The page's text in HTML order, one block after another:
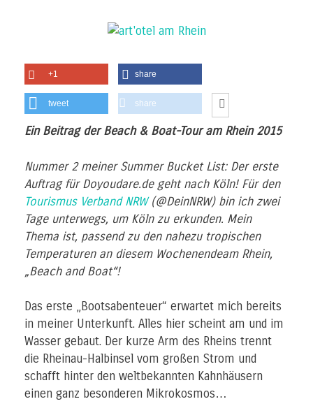
+1 share
tweet share
Ein Beitrag der Beach & Boat-Tour am Rhein 2015
Nummer 2 meiner Summer Bucket List: Der erste
Auftrag für Doyoudare.de geht nach Köln! Für den
Tourismus Verband NRW(@DeinNRW) bin ich zwei
Tage unterwegs, um Köln zu erkunden. Mein
Thema ist, passend zu den nahezu tropischen
Temperaturen an diesem Wochenendeam Rhein,
„Beach and Boat“!
Das erste „Bootsabenteuer“ erwartet mich bereits
in meiner Unterkunft. Alles hier scheint am und im
Wasser gebaut. Der kurze Arm des Rheins trennt
die Rheinau-Halbinsel vom großen Strom und
schafft hinter den weltbekannten Kahnhäusern
einen ganz besonderen Mikrokosmos…